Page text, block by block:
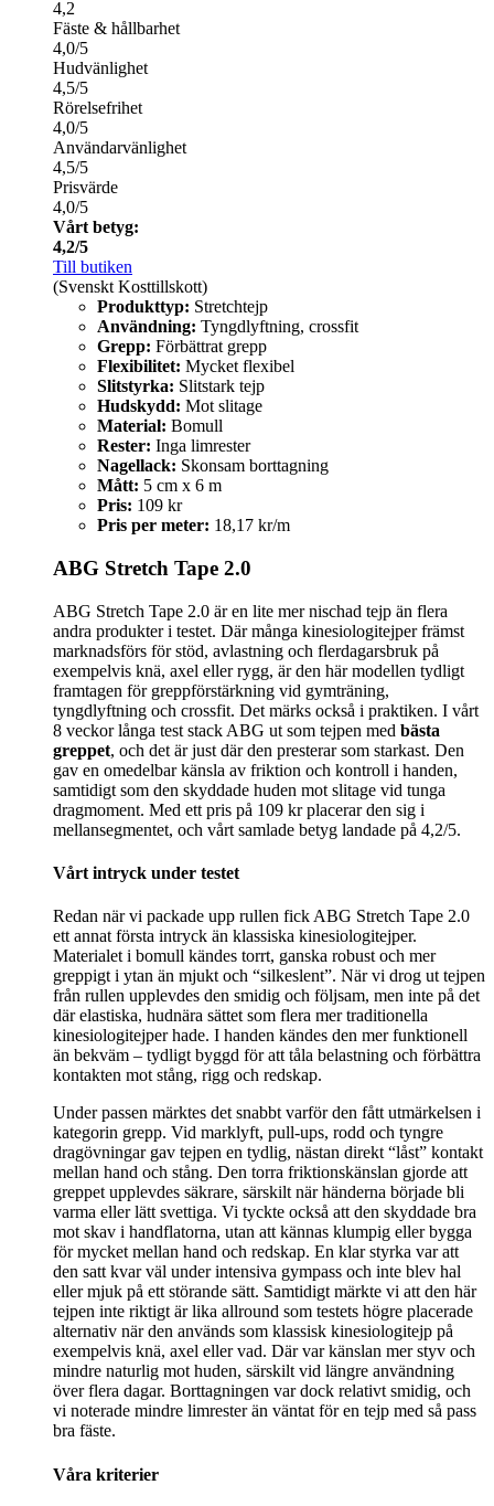
4,2
Fäste & hållbarhet
4,0/5
Hudvänlighet
4,5/5
Rörelsefrihet
4,0/5
Användarvänlighet
4,5/5
Prisvärde
4,0/5
Vårt betyg:
4,2/5
Till butiken
(Svenskt Kosttillskott)
Produkttyp: Stretchtejp
Användning: Tyngdlyftning, crossfit
Grepp: Förbättrat grepp
Flexibilitet: Mycket flexibel
Slitstyrka: Slitstark tejp
Hudskydd: Mot slitage
Material: Bomull
Rester: Inga limrester
Nagellack: Skonsam borttagning
Mått: 5 cm x 6 m
Pris: 109 kr
Pris per meter: 18,17 kr/m
ABG Stretch Tape 2.0
ABG Stretch Tape 2.0 är en lite mer nischad tejp än flera
andra produkter i testet. Där många kinesiologitejper främst
marknadsförs för stöd, avlastning och flerdagarsbruk på
exempelvis knä, axel eller rygg, är den här modellen tydligt
framtagen för greppförstärkning vid gymträning,
tyngdlyftning och crossfit. Det märks också i praktiken. I vårt
8 veckor långa test stack ABG ut som tejpen med bästa
greppet, och det är just där den presterar som starkast. Den
gav en omedelbar känsla av friktion och kontroll i handen,
samtidigt som den skyddade huden mot slitage vid tunga
dragmoment. Med ett pris på 109 kr placerar den sig i
mellansegmentet, och vårt samlade betyg landade på 4,2/5.
Vårt intryck under testet
Redan när vi packade upp rullen fick ABG Stretch Tape 2.0
ett annat första intryck än klassiska kinesiologitejper.
Materialet i bomull kändes torrt, ganska robust och mer
greppigt i ytan än mjukt och “silkeslent”. När vi drog ut tejpen
från rullen upplevdes den smidig och följsam, men inte på det
där elastiska, hudnära sättet som flera mer traditionella
kinesiologitejper hade. I handen kändes den mer funktionell
än bekväm – tydligt byggd för att tåla belastning och förbättra
kontakten mot stång, rigg och redskap.
Under passen märktes det snabbt varför den fått utmärkelsen i
kategorin grepp. Vid marklyft, pull-ups, rodd och tyngre
dragövningar gav tejpen en tydlig, nästan direkt “låst” kontakt
mellan hand och stång. Den torra friktionskänslan gjorde att
greppet upplevdes säkrare, särskilt när händerna började bli
varma eller lätt svettiga. Vi tyckte också att den skyddade bra
mot skav i handflatorna, utan att kännas klumpig eller bygga
för mycket mellan hand och redskap. En klar styrka var att
den satt kvar väl under intensiva gympass och inte blev hal
eller mjuk på ett störande sätt. Samtidigt märkte vi att den här
tejpen inte riktigt är lika allround som testets högre placerade
alternativ när den används som klassisk kinesiologitejp på
exempelvis knä, axel eller vad. Där var känslan mer styv och
mindre naturlig mot huden, särskilt vid längre användning
över flera dagar. Borttagningen var dock relativt smidig, och
vi noterade mindre limrester än väntat för en tejp med så pass
bra fäste.
Våra kriterier